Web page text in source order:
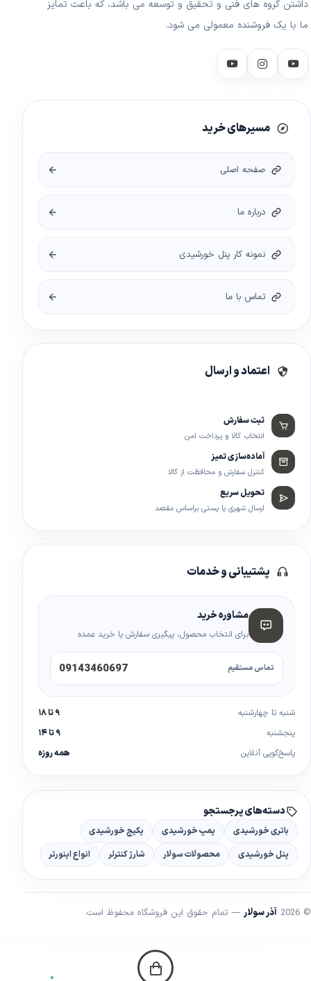
داشتن گروه های فنی و تحقیق و توسعه می باشد، که باعث تمایز
ما با یک فروشنده معمولی می شود.
مسیرهای خرید
صفحه اصلی
درباره ما
نمونه کار پنل خورشیدی
تماس با ما
اعتماد و ارسال
ثبت سفارش
انتخاب کالا و پرداخت امن
آماده‌سازی تمیز
کنترل سفارش و محافظت از کالا
تحویل سریع
ارسال شهری یا پستی براساس مقصد
پشتیبانی و خدمات
مشاوره خرید
برای انتخاب محصول، پیگیری سفارش یا خرید عمده
تماس مستقیم 09143460697
شنبه تا چهارشنبه
۹ تا ۱۸
پنجشنبه
۹ تا ۱۴
پاسخ‌گویی آنلاین
همه روزه
دسته‌های پرجستجو
باتری خورشیدی پمپ خورشیدی
پکیج خورشیدی
پنل خورشیدی
محصولات سولار شارژ کنترلر انواع اینورتر
© 2026 آذر سولار — تمام حقوق این فروشگاه محفوظ است.